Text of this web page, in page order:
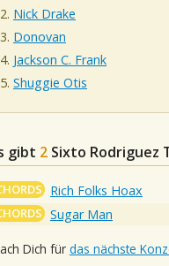
Nick Drake
Donovan
Jackson C. Frank
Shuggie Otis
gibt 2 Sixto Rodriguez
Rich Folks Hoax
Sugar Man
Dich für das nächste